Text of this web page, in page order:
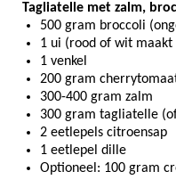
Tagliatelle met zalm,
500 gram broccoli
1 ui (rood of wit maakt
1 venkel
200 gram
300-400 gram zalm
300 gram tagliatelle
2 eetlepels citroensap
1 eetlepel dille
Optioneel: 100 gram